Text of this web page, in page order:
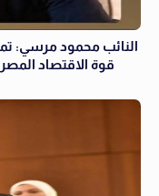
النائب محمود مرسي:
قوة الاقتصاد